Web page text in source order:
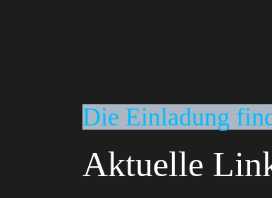
Die Einladung
Aktuelle